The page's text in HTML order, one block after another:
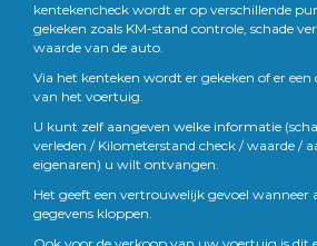
kentekencheck wordt er op verschillende
gekeken zoals KM-stand controle, schade
waarde van de auto.
Via het kenteken wordt er gekeken of er een
van het voertuig.
U kunt zelf aangeven welke informatie
verleden / Kilometerstand check / waarde /
eigenaren) u wilt ontvangen.
Het geeft een vertrouwelijk gevoel wanneer
gegevens kloppen.